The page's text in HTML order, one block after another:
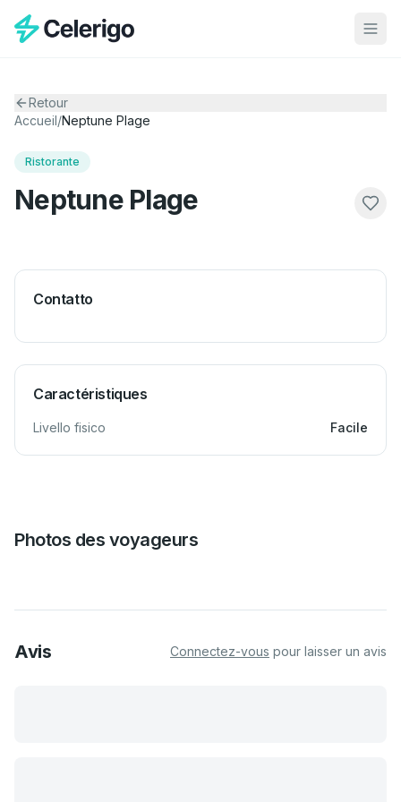
Retour
Accueil/Neptune Plage
Ristorante
Neptune Plage
Contatto
Caractéristiques
Livello fisico Facile
Photos des voyageurs
Avis Connectez-vous pour laisser un avis